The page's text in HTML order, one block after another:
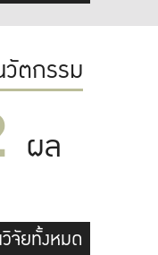
วัตกรรม
ผล
จัยทั้งหมด